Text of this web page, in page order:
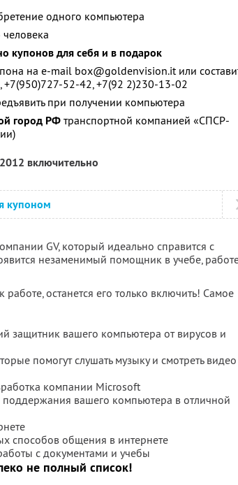
одного компьютера
купонов для себя и в подарок
на e-mail box@goldenvision.it или
+7(950)727-52-42, +7(92 2)230-13-02
при получении компьютера
город РФ транспортной компанией «СПСР-
включительно
купоном
GV, который идеально справится с
незаменимый помощник в учебе,
останется его только включить! Самое
защитник вашего компьютера от вирусов и
помогут слушать музыку и смотреть
компании Microsoft
поддержания вашего компьютера в отличной
способов общения в интернете
с документами и учебы
не полный список!